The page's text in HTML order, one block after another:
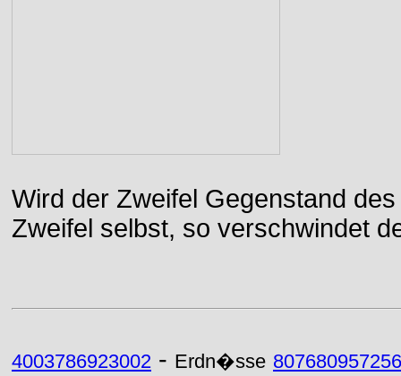
Wird der Zweifel Gegenstand
Zweifel selbst, so verschwindet
4003786923002 - Erdn�sse